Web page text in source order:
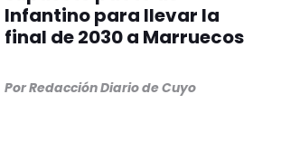
Infantino para llevar la
final de 2030 a Marruecos
PorRedacción Diario de Cuyo